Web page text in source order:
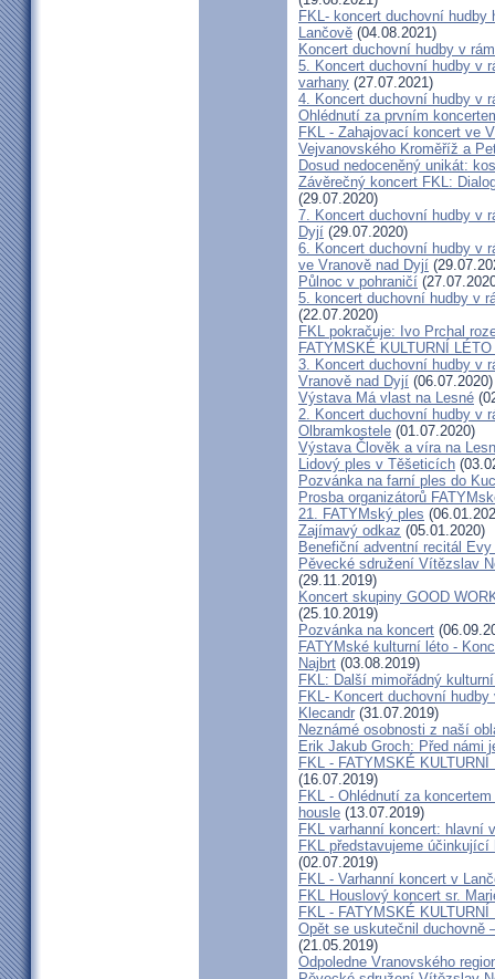
FKL- koncert duchovní
Lančově (04.08.2021)
Koncert duchovní hudby v
5. Koncert duchovní hudby v
varhany (27.07.2021)
4. Koncert duchovní hudby v
Ohlédnutí za prvním
FKL - Zahajovací koncert ve
Vejvanovského Kroměříž a
Dosud nedoceněný unikát:
Závěrečný koncert FKL:
(29.07.2020)
7. Koncert duchovní hudby v
Dyjí (29.07.2020)
6. Koncert duchovní hudby v
ve Vranově nad Dyjí
Půlnoc v pohraničí
5. koncert duchovní hudby v
(22.07.2020)
FKL pokračuje: Ivo Prchal
FATYMSKÉ KULTURNÍ
3. Koncert duchovní hudby v
Vranově nad Dyjí (06.07.2020)
Výstava Má vlast na Lesné
2. Koncert duchovní hudby v
Olbramkostele (01.07.2020)
Výstava Člověk a víra na
Lidový ples v Těšeticích
Pozvánka na farní ples do
Prosba organizátorů
21. FATYMský ples
Zajímavý odkaz (05.01.2020)
Benefiční adventní recitál
Pěvecké sdružení Vítězslav
(29.11.2019)
Koncert skupiny GOOD
(25.10.2019)
Pozvánka na koncert
FATYMské kulturní léto -
Najbrt (03.08.2019)
FKL: Další mimořádný
FKL- Koncert duchovní
Klecandr (31.07.2019)
Neznámé osobnosti z naší
Erik Jakub Groch: Před námi
FKL - FATYMSKÉ
(16.07.2019)
FKL - Ohlédnutí za
housle (13.07.2019)
FKL varhanní koncert: hlavní
FKL představujeme
(02.07.2019)
FKL - Varhanní koncert v
FKL Houslový koncert sr.
FKL - FATYMSKÉ KULTURNÍ
Opět se uskutečnil duchovně
(21.05.2019)
Odpoledne Vranovského